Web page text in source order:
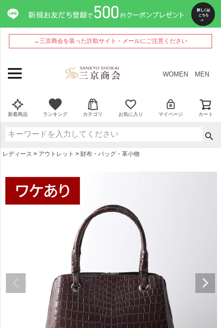
→三京商会を装った詐欺サイト・メールにご注意ください
WOMEN MEN
新着商品 ランキング カテゴリ お気に入り マイページ カート
レディース アウトレット 財布・バッグ・革小物
ペー
ジト
ップ
へ